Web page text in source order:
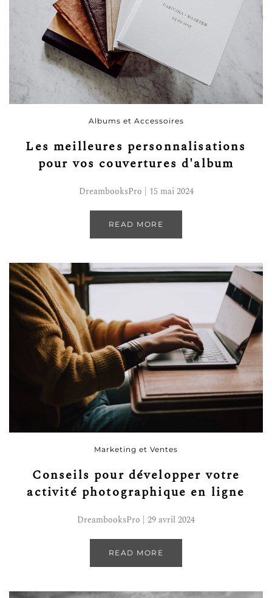
Albums et Accessoires
Les meilleures personnalisations
pour vos couvertures d'album
DreambooksPro | 15 mai 2024
READ MORE
Marketing et Ventes
Conseils pour développer votre
activité photographique en ligne
DreambooksPro | 29 avril 2024
READ MORE